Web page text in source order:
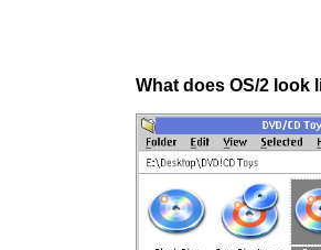
What does OS/2 look